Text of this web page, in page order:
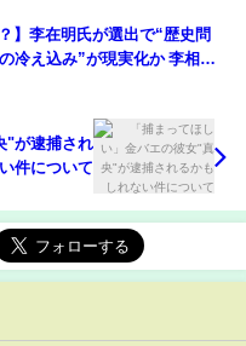
】李在明氏が選出で“歴史問
冷え込み”が現実化か 李相哲×
"が逮捕され
件について